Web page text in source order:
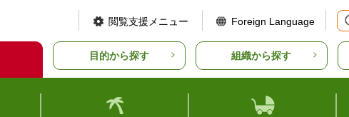
閲覧支援メニュー Foreign Language
目的から探す 組織から探す